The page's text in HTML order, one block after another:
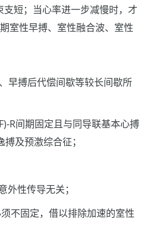
短；当心率进一步减慢时，才
室性早搏、室性融合波、室性
早搏后代偿间歇等较长间歇所
R间期固定且与同导联基本心搏
及预激综合征；
性传导无关；
不固定，借以排除加速的室性